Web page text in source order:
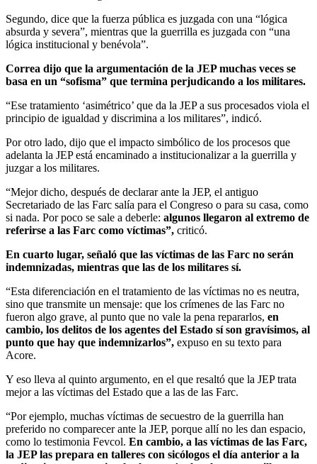
Segundo, dice que la fuerza pública es juzgada con una “lógica
absurda y severa”, mientras que la guerrilla es juzgada con “una
lógica institucional y benévola”.
Correa dijo que la argumentación de la JEP muchas veces se
basa en un “sofisma” que termina perjudicando a los militares.
“Ese tratamiento ‘asimétrico’ que da la JEP a sus procesados viola el
principio de igualdad y discrimina a los militares”, indicó.
Por otro lado, dijo que el impacto simbólico de los procesos que
adelanta la JEP está encaminado a institucionalizar a la guerrilla y
juzgar a los militares.
“Mejor dicho, después de declarar ante la JEP, el antiguo
Secretariado de las Farc salía para el Congreso o para su casa, como
si nada. Por poco se sale a deberle: algunos llegaron al extremo de
referirse a las Farc como víctimas”, criticó.
En cuarto lugar, señaló que las víctimas de las Farc no serán
indemnizadas, mientras que las de los militares sí.
“Esta diferenciación en el tratamiento de las víctimas no es neutra,
sino que transmite un mensaje: que los crímenes de las Farc no
fueron algo grave, al punto que no vale la pena repararlos, en
cambio, los delitos de los agentes del Estado sí son gravísimos, al
punto que hay que indemnizarlos”, expuso en su texto para
Acore.
Y eso lleva al quinto argumento, en el que resaltó que la JEP trata
mejor a las víctimas del Estado que a las de las Farc.
“Por ejemplo, muchas víctimas de secuestro de la guerrilla han
preferido no comparecer ante la JEP, porque allí no les dan espacio,
como lo testimonia Fevcol. En cambio, a las víctimas de las Farc,
la JEP las prepara en talleres con sicólogos el día anterior a la